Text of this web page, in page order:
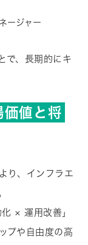
ージャー
で、長期的にキ
価値と将
り、インフラエ
× 運用改善」
プや自由度の高